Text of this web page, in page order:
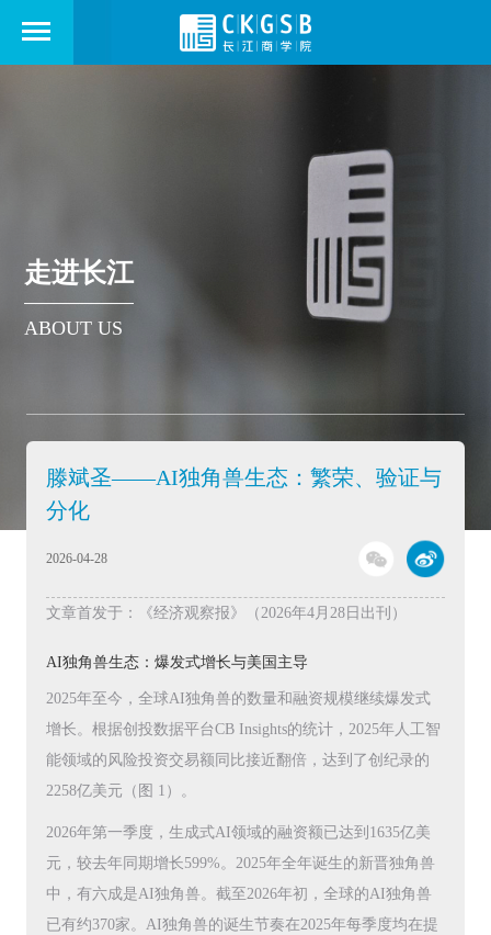
走进长江
ABOUT US
滕斌圣——AI独角兽生态：繁荣、验证与
分化
2026-04-28
文章首发于：《经济观察报》（2026年4月28日出刊）
AI独角兽生态：爆发式增长与美国主导
2025年至今，全球AI独角兽的数量和融资规模继续爆发式
增长。根据创投数据平台CB Insights的统计，2025年人工智
能领域的风险投资交易额同比接近翻倍，达到了创纪录的
2258亿美元（图 1）。
2026年第一季度，生成式AI领域的融资额已达到1635亿美
元，较去年同期增长599%。2025年全年诞生的新晋独角兽
中，有六成是AI独角兽。截至2026年初，全球的AI独角兽
已有约370家。AI独角兽的诞生节奏在2025年每季度均在提